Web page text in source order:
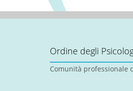
Ordine degli
Comunità professionale